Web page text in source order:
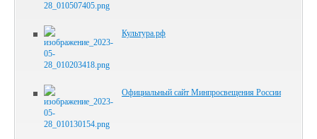
Культура.рф
Официальный сайт Минпросвещения России